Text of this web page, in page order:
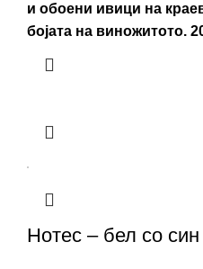
и обоени ивици на
бојата на виножитото.
Нотес – бел со